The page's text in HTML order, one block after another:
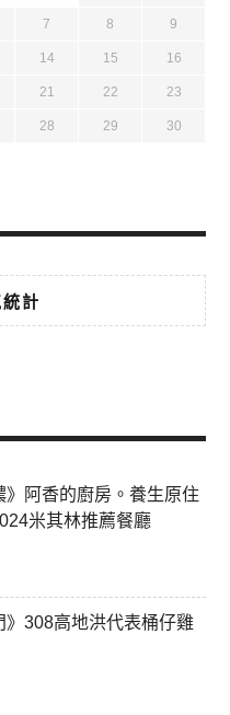
7 8 9
14 15 16
21 22 23
28 29 30
計
》阿香的廚房。養生原住
米其林推薦餐廳
》308高地洪代表桶仔雞